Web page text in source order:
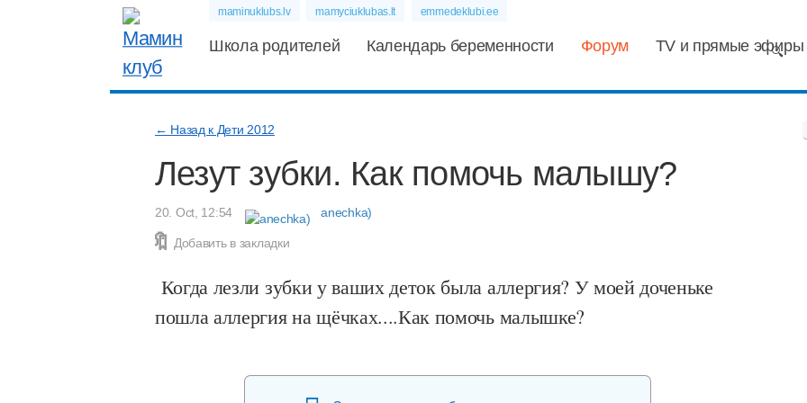
maminuklubs.lv mamyciuklubas.lt emmedeklubi.ee
Школа родителей Календарь беременности Форум TV и прямые эфиры
← Назад к Дети 2012
Лезут зубки. Как помочь малышу?
20. Oct, 12:54 anechka)
Добавить в закладки
Когда лезли зубки у ваших деток была аллергия? У моей доченьке
пошла аллергия на щёчках....Как помочь малышке?